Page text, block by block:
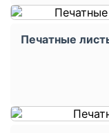
Печатные